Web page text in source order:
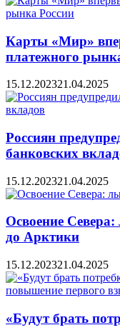
Карты «Мир»
платежного
15.12.202321.04.2025
Россиян
банковских
15.12.202321.04.2025
Освоение Севера:
до Арктики
15.12.202321.04.2025
«Будут брать